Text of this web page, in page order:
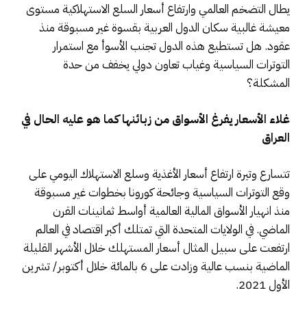
يطال التضخم العالمي وارتفاع أسعار السلع الاستهلاكية مستوى
معيشة غالبية سكان الدول العربية بقسوة غير مسبوقة منذ
عقود. هل تستطيع هذه الدول تجنب الأسوأ مع استمرار
التوترات السياسية وغياب تعاون دولي يخفف من حدة
المشكلة؟
غلاء الأسعار يفرغ الأسواق من زبائنها كما هو عليه الحال في
العراق
تتسارع وتيرة ارتفاع أسعار الأغذية وسلع الاستهلاك اليومي على
وقع التوترات السياسية وجائحة كورونا بخطوات غير مسبوقة
منذ انهيار الأسواق المالية العالمية أواسط ثمانينات القرن
الماضي. في الولايات المتحدة التي تمتلك أكبر اقتصاد في العالم
ارتفعت على سبيل المثال أسعار المستهلك خلال الأشهر القليلة
الماضية بنسب عالية وزادت على 6 بالمائة خلال أكتوبر/ تشرين
الأول 2021.